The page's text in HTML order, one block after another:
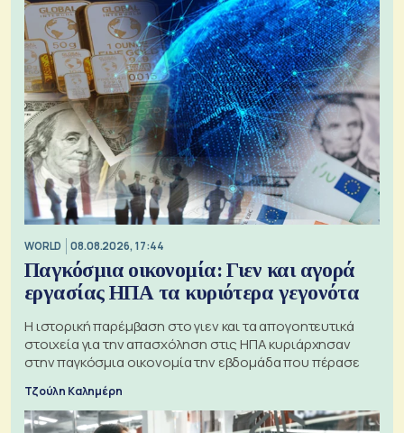
WORLD 08.08.2026, 17:44
Παγκόσμια οικονομία: Γιεν και αγορά
εργασίας ΗΠΑ τα κυριότερα γεγονότα
Η ιστορική παρέμβαση στο γιεν και τα απογοητευτικά
στοιχεία για την απασχόληση στις ΗΠΑ κυριάρχησαν
στην παγκόσμια οικονομία την εβδομάδα που πέρασε
Τζούλη Καλημέρη